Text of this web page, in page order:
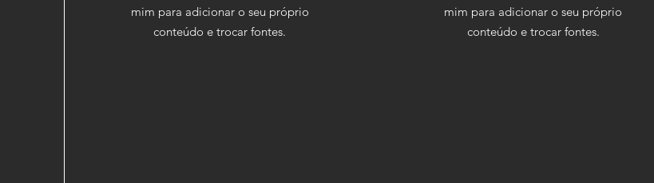
mim para adicionar o seu próprio
conteúdo e trocar fontes.
mim para adicionar o seu próprio
conteúdo e trocar fontes.